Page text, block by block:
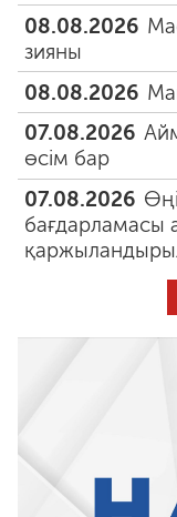
08.08.2026
зияны
08.08.2026
07.08.2026
өсім бар
07.08.2026